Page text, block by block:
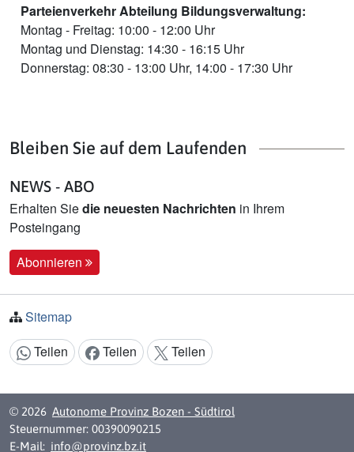
Parteienverkehr Abteilung Bildungsverwaltung:
Montag - Freitag: 10:00 - 12:00 Uhr
Montag und Dienstag: 14:30 - 16:15 Uhr
Donnerstag: 08:30 - 13:00 Uhr, 14:00 - 17:30 Uhr
Bleiben Sie auf dem Laufenden
NEWS - ABO
Erhalten Siedie neuesten Nachrichten in Ihrem
Posteingang
Abonnieren
Sitemap
Inhalt teilen:
Teilen Teilen Teilen
© 2026 Autonome Provinz Bozen - Südtirol
Steuernummer: 00390090215
E-Mail: info@provinz.bz.it